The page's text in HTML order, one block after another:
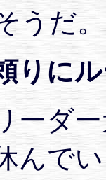
うだ。
りに
ーダ
んで